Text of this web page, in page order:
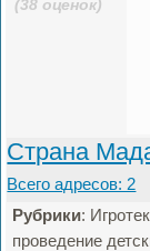
(38 оценок)
Страна
Всего адресов: 2
Рубрики:
проведение